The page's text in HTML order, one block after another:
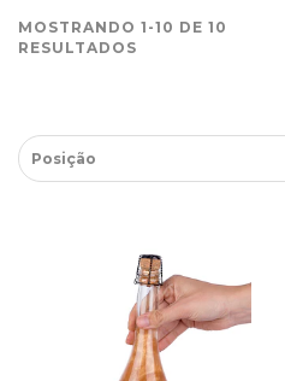
MOSTRANDO 1-10 DE 10
RESULTADOS